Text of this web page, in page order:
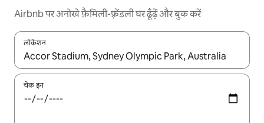
Airbnb पर अनोखे फ़ैमिली-फ़्रेंडली घर ढूँढ़ें और बुक करें
लोकेशन
नतीजों के उपलब्ध होने पर, अप और डाउन 'ऐरो की' का इस्तेमाल करके नेविगेट
चेक इन